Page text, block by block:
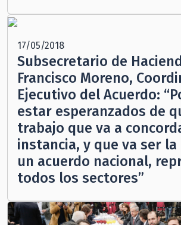
17/05/2018
Subsecretario de
Francisco Moreno,
Ejecutivo del Acuerdo:
estar esperanzados de
trabajo que va a
instancia, y que va ser la
un acuerdo nacional,
todos los sectores”